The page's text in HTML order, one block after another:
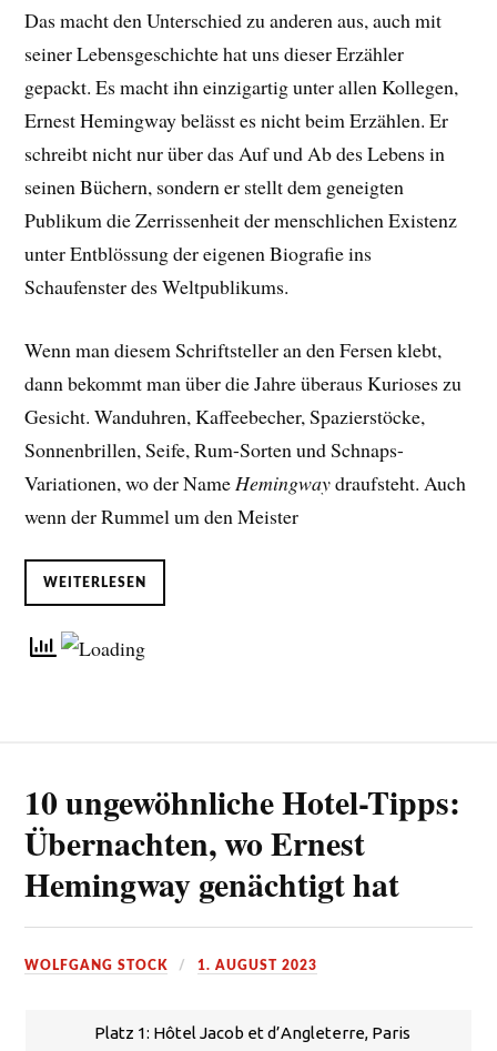
Das macht den Unterschied zu anderen aus, auch mit
seiner Lebensgeschichte hat uns dieser Erzähler
gepackt. Es macht ihn einzigartig unter allen Kollegen,
Ernest Hemingway belässt es nicht beim Erzählen. Er
schreibt nicht nur über das Auf und Ab des Lebens in
seinen Büchern, sondern er stellt dem geneigten
Publikum die Zerrissenheit der menschlichen Existenz
unter Entblössung der eigenen Biografie ins
Schaufenster des Weltpublikums.
Wenn man diesem Schriftsteller an den Fersen klebt,
dann bekommt man über die Jahre überaus Kurioses zu
Gesicht. Wanduhren, Kaffeebecher, Spazierstöcke,
Sonnenbrillen, Seife, Rum-Sorten und Schnaps-
Variationen, wo der NameHemingwaydraufsteht. Auch
wenn der Rummel um den Meister
WEITERLESEN
10 ungewöhnliche Hotel-Tipps:
Übernachten, wo Ernest
Hemingway genächtigt hat
WOLFGANG STOCK 1. AUGUST 2023
Platz 1: Hôtel Jacob et d’Angleterre, Paris